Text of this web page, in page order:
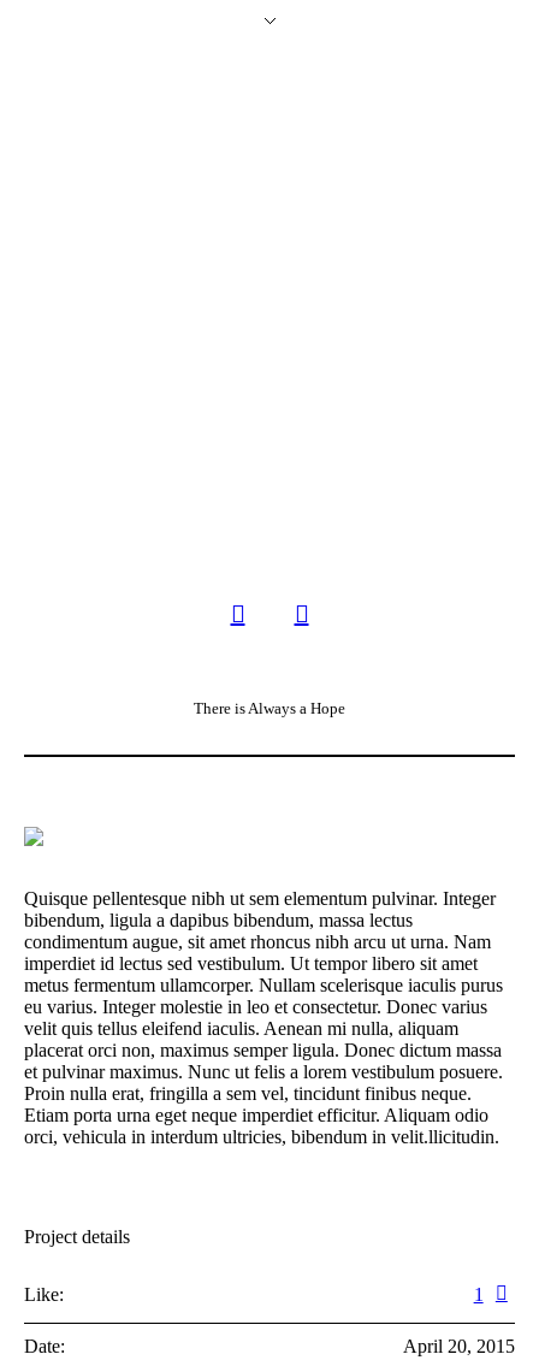
There is Always a Hope
Quisque pellentesque nibh ut sem elementum pulvinar. Integer
bibendum, ligula a dapibus bibendum, massa lectus
condimentum augue, sit amet rhoncus nibh arcu ut urna. Nam
imperdiet id lectus sed vestibulum. Ut tempor libero sit amet
metus fermentum ullamcorper. Nullam scelerisque iaculis purus
eu varius. Integer molestie in leo et consectetur. Donec varius
velit quis tellus eleifend iaculis. Aenean mi nulla, aliquam
placerat orci non, maximus semper ligula. Donec dictum massa
et pulvinar maximus. Nunc ut felis a lorem vestibulum posuere.
Proin nulla erat, fringilla a sem vel, tincidunt finibus neque.
Etiam porta urna eget neque imperdiet efficitur. Aliquam odio
orci, vehicula in interdum ultricies, bibendum in velit.llicitudin.
Project details
Like: 1
Date: April 20, 2015